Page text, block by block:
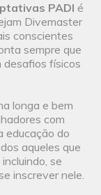
PADI é
Divemaster
conscientes
sempre que
desafios físicos
longa e bem
com
educação do
aqueles que
se
inscrever nele.